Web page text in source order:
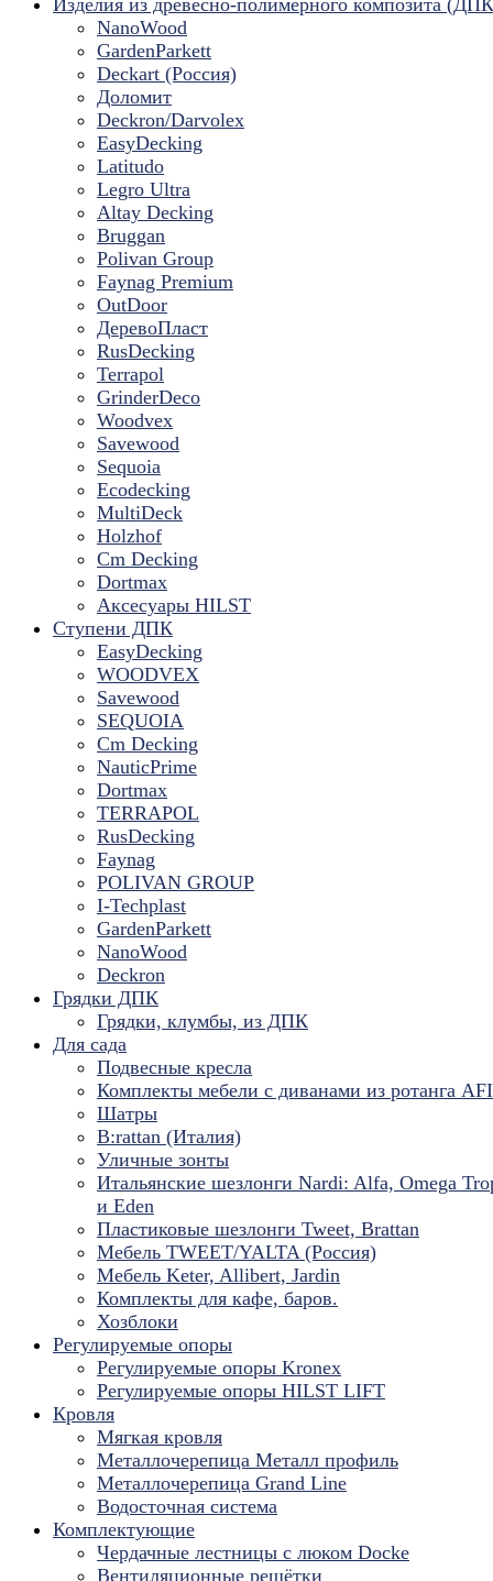
Изделия из древесно-полимерного композита
NanoWood
GardenParkett
Deckart (Россия)
Доломит
Deckron/Darvolex
EasyDecking
Latitudo
Legro Ultra
Altay Decking
Bruggan
Polivan Group
Faynag Premium
OutDoor
ДеревоПласт
RusDecking
Terrapol
GrinderDeco
Woodvex
Savewood
Sequoia
Ecodecking
MultiDeck
Holzhof
Cm Decking
Dortmax
Аксесуары HILST
Ступени ДПК
EasyDecking
WOODVEX
Savewood
SEQUOIA
Cm Decking
NauticPrime
Dortmax
TERRAPOL
RusDecking
Faynag
POLIVAN GROUP
I-Techplast
GardenParkett
NanoWood
Deckron
Грядки ДПК
Грядки, клумбы, из ДПК
Для сада
Подвесные кресла
Комплекты мебели с диванами из ротанга
Шатры
B:rattan (Италия)
Уличные зонты
Итальянские шезлонги Nardi: Alfa, Omega
и Eden
Пластиковые шезлонги Tweet, Brattan
Мебель TWEET/YALTA (Россия)
Мебель Keter, Allibert, Jardin
Комплекты для кафе, баров.
Хозблоки
Регулируемые опоры
Регулируемые опоры Kronex
Регулируемые опоры HILST LIFT
Кровля
Мягкая кровля
Металлочерепица Металл профиль
Металлочерепица Grand Line
Водосточная система
Комплектующие
Чердачные лестницы с люком Docke
Вентиляционные решётки